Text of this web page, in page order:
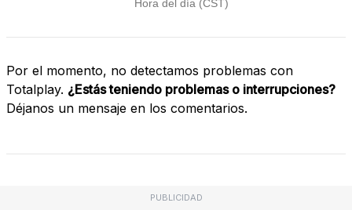
Por el momento, no detectamos problemas con
Totalplay. ¿Estás teniendo problemas o interrupciones?
Déjanos un mensaje en los comentarios.
PUBLICIDAD